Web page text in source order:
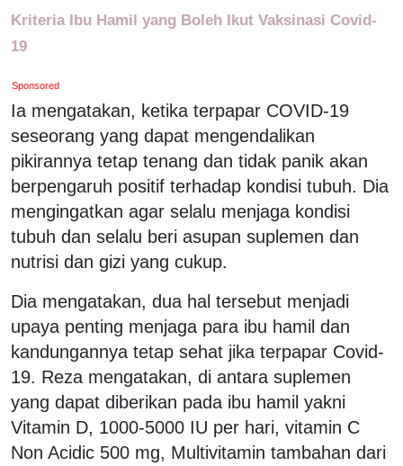
Kriteria Ibu Hamil yang Boleh Ikut Vaksinasi Covid-
19
Sponsored
Ia mengatakan, ketika terpapar COVID-19
seseorang yang dapat mengendalikan
pikirannya tetap tenang dan tidak panik akan
berpengaruh positif terhadap kondisi tubuh. Dia
mengingatkan agar selalu menjaga kondisi
tubuh dan selalu beri asupan suplemen dan
nutrisi dan gizi yang cukup.
Dia mengatakan, dua hal tersebut menjadi
upaya penting menjaga para ibu hamil dan
kandungannya tetap sehat jika terpapar Covid-
19. Reza mengatakan, di antara suplemen
yang dapat diberikan pada ibu hamil yakni
Vitamin D, 1000-5000 IU per hari, vitamin C
Non Acidic 500 mg, Multivitamin tambahan dari